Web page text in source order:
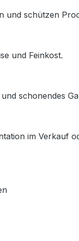
und schützen
und Feinkost.
schonendes
im Verkauf